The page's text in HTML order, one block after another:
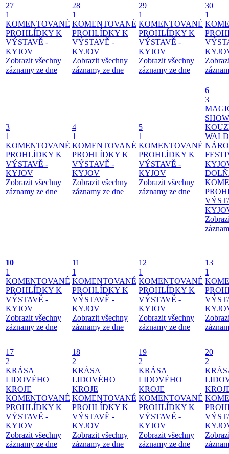
27
1
KOMENTOVANÉ
PROHLÍDKY K
VÝSTAVĚ -
KYJOV
Zobrazit všechny
záznamy ze dne
28
1
KOMENTOVANÉ
PROHLÍDKY K
VÝSTAVĚ -
KYJOV
Zobrazit všechny
záznamy ze dne
29
1
KOMENTOVANÉ
PROHLÍDKY K
VÝSTAVĚ -
KYJOV
Zobrazit všechny
záznamy ze dne
30
1
3
1
KOMENTOVANÉ
PROHLÍDKY K
VÝSTAVĚ -
KYJOV
Zobrazit všechny
záznamy ze dne
4
1
KOMENTOVANÉ
PROHLÍDKY K
VÝSTAVĚ -
KYJOV
Zobrazit všechny
záznamy ze dne
5
1
KOMENTOVANÉ
PROHLÍDKY K
VÝSTAVĚ -
KYJOV
Zobrazit všechny
záznamy ze dne
6
3
10
1
KOMENTOVANÉ
PROHLÍDKY K
VÝSTAVĚ -
KYJOV
Zobrazit všechny
záznamy ze dne
11
1
KOMENTOVANÉ
PROHLÍDKY K
VÝSTAVĚ -
KYJOV
Zobrazit všechny
záznamy ze dne
12
1
KOMENTOVANÉ
PROHLÍDKY K
VÝSTAVĚ -
KYJOV
Zobrazit všechny
záznamy ze dne
13
1
17
2
KRÁSA
LIDOVÉHO
KROJE
KOMENTOVANÉ
PROHLÍDKY K
VÝSTAVĚ -
KYJOV
Zobrazit všechny
záznamy ze dne
18
2
KRÁSA
LIDOVÉHO
KROJE
KOMENTOVANÉ
PROHLÍDKY K
VÝSTAVĚ -
KYJOV
Zobrazit všechny
záznamy ze dne
19
2
KRÁSA
LIDOVÉHO
KROJE
KOMENTOVANÉ
PROHLÍDKY K
VÝSTAVĚ -
KYJOV
Zobrazit všechny
záznamy ze dne
20
2